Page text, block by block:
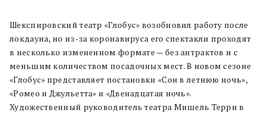
Шекспировский театр «Глобус» возобновил работу после
локдауна, но из-за коронавируса его спектакли проходят
в несколько измененном формате — без антрактов и с
меньшим количеством посадочных мест. В новом сезоне
«Глобус» представляет постановки «Сон в летнюю ночь»,
«Ромео и Джульетта» и «Двенадцатая ночь».
Художественный руководитель театра Мишель Терри в